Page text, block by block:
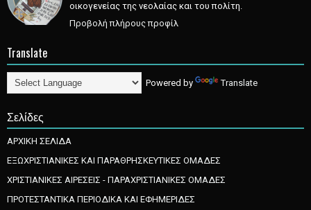
οικογενείας της νεολαίας και του πολίτη.
Προβολή πλήρους προφίλ
Translate
Powered by Translate
Σελίδες
ΑΡΧΙΚΗ ΣΕΛΙΔΑ
ΕΞΩΧΡΙΣΤΙΑΝΙΚΕΣ ΚΑΙ ΠΑΡΑΘΡΗΣΚΕΥΤΙΚΕΣ ΟΜΑΔΕΣ
ΧΡΙΣΤΙΑΝΙΚΕΣ ΑΙΡΕΣΕΙΣ - ΠΑΡΑΧΡΙΣΤΙΑΝΙΚΕΣ ΟΜΑΔΕΣ
ΠΡΟΤΕΣΤΑΝΤΙΚΑ ΠΕΡΙΟΔΙΚΑ ΚΑΙ ΕΦΗΜΕΡΙΔΕΣ